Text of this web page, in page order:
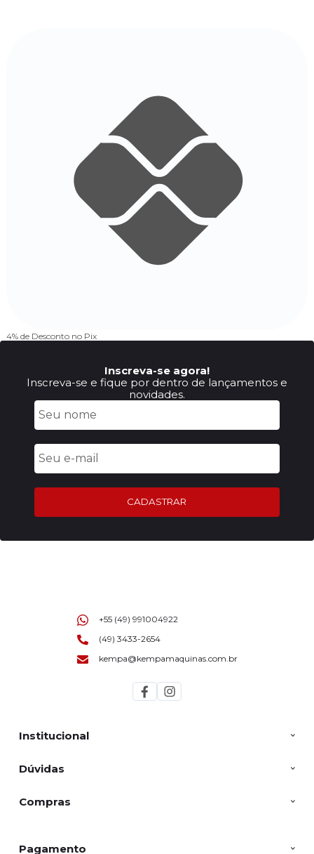
4% de Desconto no Pix
Inscreva-se agora!
Inscreva-se e fique por dentro de lançamentos e
novidades.
CADASTRAR
Institucional
Dúvidas
Compras
+55 (49) 991004922
(49) 3433-2654
kempa@kempamaquinas.com.br
Pagamento